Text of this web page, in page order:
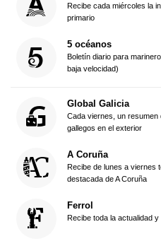
Recibe cada miércoles la
primario
5 océanos
Boletín diario para
baja velocidad)
Global Galicia
Cada viernes, un resumen
gallegos en el exterior
A Coruña
Recibe de lunes a viernes
destacada de A Coruña
Ferrol
Recibe toda la actualidad